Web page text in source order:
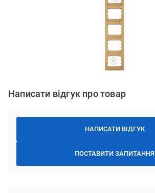
Написати відгук про товар
НАПИСАТИ ВІДГУК
ПОСТАВИТИ ЗАПИТАННЯ